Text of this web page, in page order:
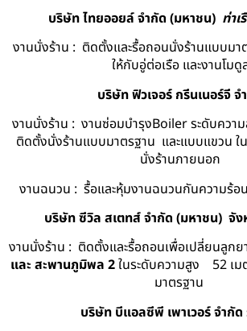
บริษัท ไทยออยล์ จํากัด (มหาชน) ท่า
งานนั่งร้าน : ติดตั้งและรื้อถอนนั่งร้านแบบม
ให้กับอู่ต่อเรือ และงานโมดู
บริษัท ฟิวเจอร์ กรีนเนอร์จี จ
งานนั่งร้าน : งานซ่อมบำรุงBoiler ระดับควา
ติดตั้งนั่งร้านแบบมาตรฐาน และแบบแขวน ใ
นั่งร้านภายนอก
งานฉนวน : รื้อและหุ้มงานฉนวนกันความร้อ
บริษัท ซีวิล สเตทส์ จำกัด (มหาชน) จัง
งานนั่งร้าน : ติดตั้งและรื้อถอนเพื่อเปลี่ยนลูกย
และ สะพานภูมิพล 2ในระดับความสูง 52 เ
มาตรฐาน
บริษัท บีแอลซีพี เพาเวอร์ จำกัด